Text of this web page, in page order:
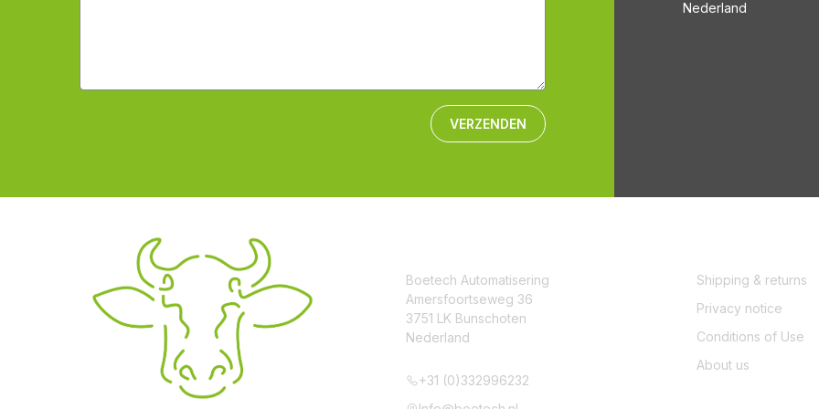
VERZENDEN
Nederland
Boetech Automatisering
Amersfoortseweg 36
3751 LK Bunschoten
Nederland
+31 (0)332996232
Shipping & returns
Privacy notice
Conditions of Use
About us